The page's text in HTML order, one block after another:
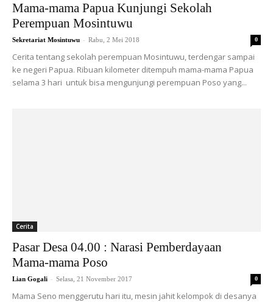
Mama-mama Papua Kunjungi Sekolah
Perempuan Mosintuwu
Sekretariat Mosintuwu - Rabu, 2 Mei 2018 0
Cerita tentang sekolah perempuan Mosintuwu, terdengar sampai
ke negeri Papua. Ribuan kilometer ditempuh mama-mama Papua
selama 3 hari untuk bisa mengunjungi perempuan Poso yang...
Cerita
Pasar Desa 04.00 : Narasi Pemberdayaan
Mama-mama Poso
Lian Gogali - Selasa, 21 November 2017 0
Mama Seno menggerutu hari itu, mesin jahit kelompok di desanya